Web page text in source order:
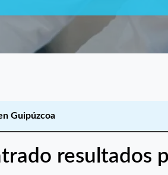
Guipúzcoa
resultados